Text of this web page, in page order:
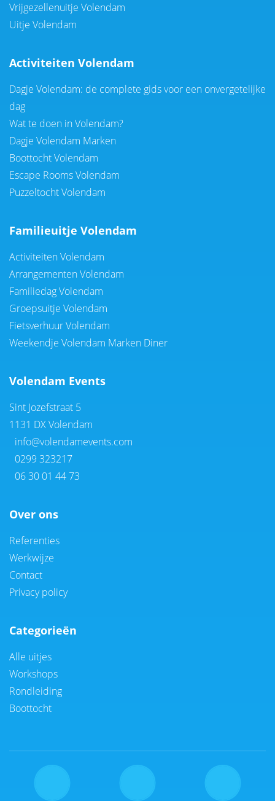
Vrijgezellenuitje Volendam
Uitje Volendam
Activiteiten Volendam
Dagje Volendam: de complete gids voor een onvergetelijke
dag
Wat te doen in Volendam?
Dagje Volendam Marken
Boottocht Volendam
Escape Rooms Volendam
Puzzeltocht Volendam
Familieuitje Volendam
Activiteiten Volendam
Arrangementen Volendam
Familiedag Volendam
Groepsuitje Volendam
Fietsverhuur Volendam
Weekendje Volendam Marken Diner
Volendam Events
Sint Jozefstraat 5
1131 DX Volendam
info@volendamevents.com
0299 323217
06 30 01 44 73
Over ons
Referenties
Werkwijze
Contact
Privacy policy
Categorieën
Alle uitjes
Workshops
Rondleiding
Boottocht